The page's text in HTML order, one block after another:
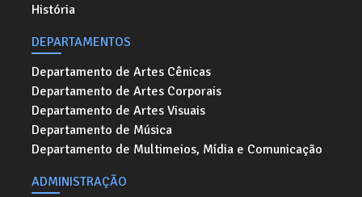
História
DEPARTAMENTOS
Departamento de Artes Cênicas
Departamento de Artes Corporais
Departamento de Artes Visuais
Departamento de Música
Departamento de Multimeios, Mídia e Comunicação
ADMINISTRAÇÃO